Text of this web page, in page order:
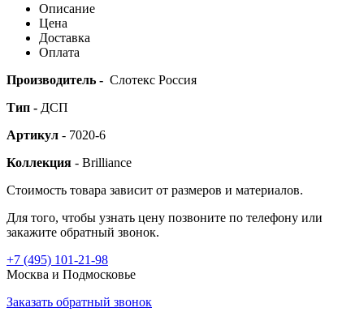
Описание
Цена
Доставка
Оплата
Производитель - Слотекс Россия
Тип - ДСП
Артикул - 7020-6
Коллекция - Brilliance
Стоимость товара зависит от размеров и материалов.
Для того, чтобы узнать цену позвоните по телефону или
закажите обратный звонок.
+7 (495) 101-21-98
Москва и Подмосковье
Заказать обратный звонок